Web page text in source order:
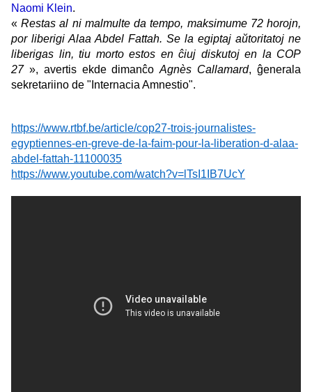
Naomi Klein.
«Restas al ni malmulte da tempo, maksimume 72 horojn,
por liberigi Alaa Abdel Fattah. Se la egiptaj aŭtoritatoj ne
liberigas lin, tiu morto estos en ĉiuj diskutoj en la COP
27 », avertis ekde dimanĉoAgnès Callamard, ĝenerala
sekretariino de "Internacia Amnestio".
https://www.rtbf.be/article/cop27-trois-journalistes-
egyptiennes-en-greve-de-la-faim-pour-la-liberation-d-alaa-
abdel-fattah-11100035
https://www.youtube.com/watch?v=lTsI1IB7UcY